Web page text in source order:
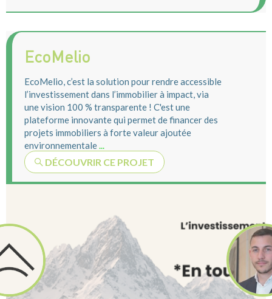
EcoMelio
EcoMelio, c’est la solution pour rendre accessible
l’investissement dans l’immobilier à impact, via
une vision 100 % transparente ! C'est une
plateforme innovante qui permet de financer des
projets immobiliers à forte valeur ajoutée
environnementale...
DÉCOUVRIR CE PROJET